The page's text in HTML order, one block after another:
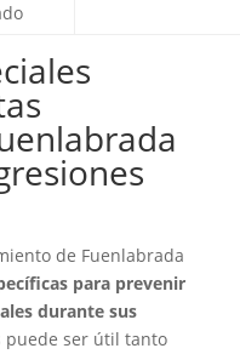
de Fuenlabrada
para prevenir
durante sus
puede ser útil tanto